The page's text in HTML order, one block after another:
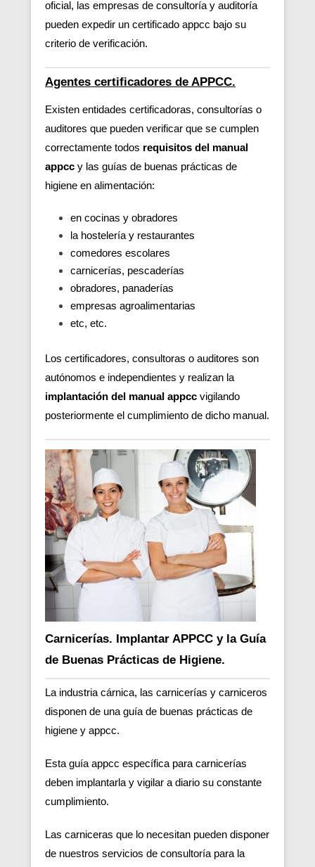
oficial, las empresas de consultoría y auditoría
pueden expedir un certificado appcc bajo su
criterio de verificación.
Agentes certificadores de APPCC.
Existen entidades certificadoras, consultorías o
auditores que pueden verificar que se cumplen
correctamente todos requisitos del manual
appcc y las guías de buenas prácticas de
higiene en alimentación:
en cocinas y obradores
la hostelería y restaurantes
comedores escolares
carnicerías, pescaderías
obradores, panaderías
empresas agroalimentarias
etc, etc.
Los certificadores, consultoras o auditores son
autónomos e independientes y realizan la
implantación del manual appcc vigilando
posteriormente el cumplimiento de dicho manual.
Carnicerías. Implantar APPCC y la Guía
de Buenas Prácticas de Higiene.
La industria cárnica, las carnicerías y carniceros
disponen de una guía de buenas prácticas de
higiene y appcc.
Esta guía appcc específica para carnicerías
deben implantarla y vigilar a diario su constante
cumplimiento.
Las carniceras que lo necesitan pueden disponer
de nuestros servicios de consultoría para la